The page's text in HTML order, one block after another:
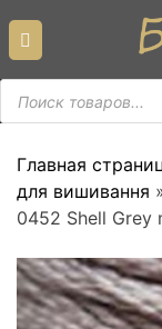
content
Пошук
товарів
Главная
для вишивання
0452 Shell Grey